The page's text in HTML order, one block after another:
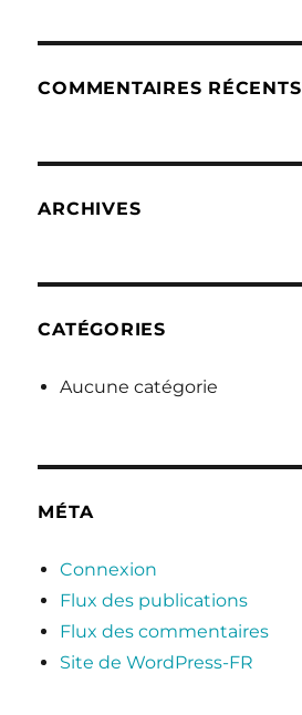
COMMENTAIRES RÉCENTS
ARCHIVES
CATÉGORIES
Aucune catégorie
MÉTA
Connexion
Flux des publications
Flux des commentaires
Site de WordPress-FR